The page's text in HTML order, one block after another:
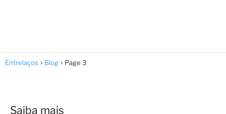
Entrelaços Blog Page 3
Saiba mais